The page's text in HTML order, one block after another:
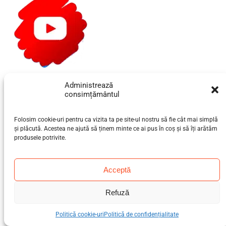
Administrează
consimțământul
Folosim cookie-uri pentru ca vizita ta pe site-ul nostru să fie cât mai simplă
și plăcută. Acestea ne ajută să ținem minte ce ai pus în coș și să îți arătăm
produsele potrivite.
Acceptă
Refuză
Politică cookie-uri Politică de confidențialitate